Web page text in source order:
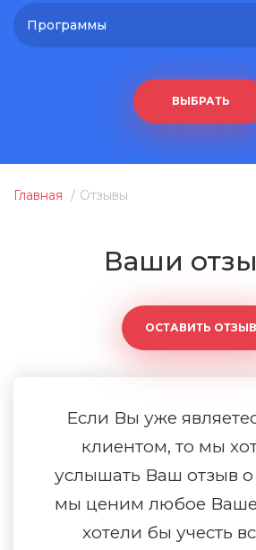
Программы
ВЫБРАТЬ
Главная Отзывы
Ваши
ОСТАВИТЬ ОТЗЫВ
Если Вы уже
клиентом, то мы
услышать Ваш отзыв о
мы ценим любое
хотели бы учесть